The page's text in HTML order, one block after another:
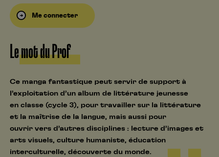
Me connecter
Le mot du Prof
Ce manga fantastique peut servir de support à
l’exploitation d’un album de littérature jeunesse
en classe (cycle 3), pour travailler sur la littérature
et la maîtrise de la langue, mais aussi pour
ouvrir vers d’autres disciplines : lecture d’images et
arts visuels, culture humaniste, éducation
interculturelle, découverte du monde.